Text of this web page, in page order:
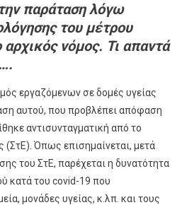
παράταση λόγω
του μέτρου
νόμος. Τι απαντά
εργαζόμενων σε δομές υγείας
αυτού, που προβλέπει απόφαση
αντισυνταγματική από το
(ΣτΕ). Όπως επισημαίνεται, μετά
του ΣτΕ, παρέχεται η δυνατότητα
κατά του covid-19 που
μονάδες υγείας, κ.λπ. και τους